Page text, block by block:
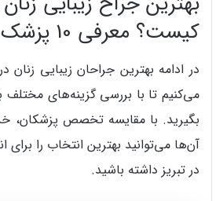
کیست؟ معرفی 10 پزشک برتر
در ادامه بهترین جراحان زیبایی زنان
می‌کنیم تا با بررسی گزینه‌های مختلف
بگیرید. با مقایسه تخصص پزشکان،
آن‌ها می‌توانید بهترین انتخاب را برای
در تبریز داشته باشید.